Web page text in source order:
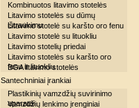
Kombinuotos litavimo stotelės
Litavimo stotelės su dūmų
ištraukimu
Litavimo stotelė su karšto oro fenu
Litavimo stotelė su lituokliu
Litavimo stotelių priedai
Litavimo stotelės su karšto oro
fenu ir lituokliu
BGA litavimo stotelės
Santechniniai įrankiai
Plastikinių vamzdžių suvirinimo
aparatai
Vamzdžių lenkimo įrenginiai